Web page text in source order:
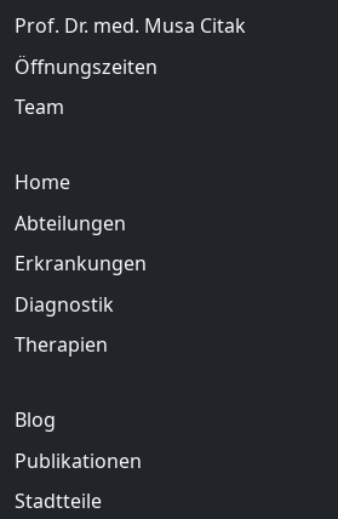
Prof. Dr. med. Musa Citak
Öffnungszeiten
Team
Home
Abteilungen
Erkrankungen
Diagnostik
Therapien
Blog
Publikationen
Stadtteile